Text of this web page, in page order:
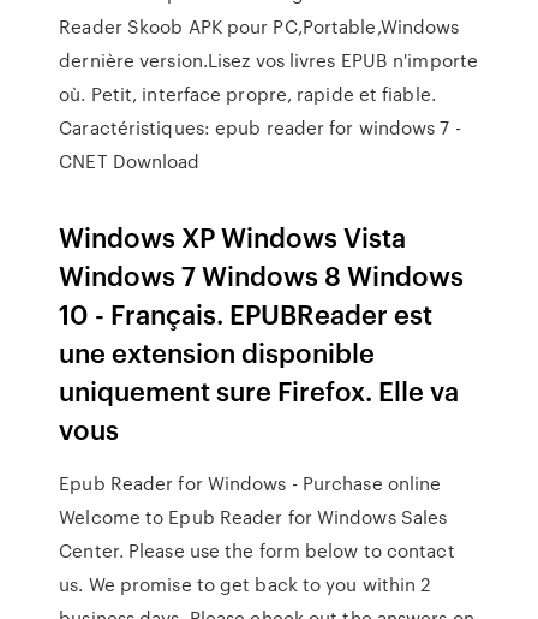
Reader Skoob APK pour PC,Portable,Windows
dernière version.Lisez vos livres EPUB n'importe
où. Petit, interface propre, rapide et fiable.
Caractéristiques: epub reader for windows 7 -
CNET Download
Windows XP Windows Vista
Windows 7 Windows 8 Windows
10 - Français. EPUBReader est
une extension disponible
uniquement sure Firefox. Elle va
vous
Epub Reader for Windows - Purchase online
Welcome to Epub Reader for Windows Sales
Center. Please use the form below to contact
us. We promise to get back to you within 2